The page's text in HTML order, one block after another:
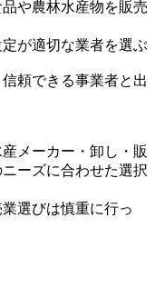
や農林水産物を販売
が適切な業者を選ぶ
頼できる事業者と出
メーカー・卸し・販
ーズに合わせた選択
選びは慎重に行っ